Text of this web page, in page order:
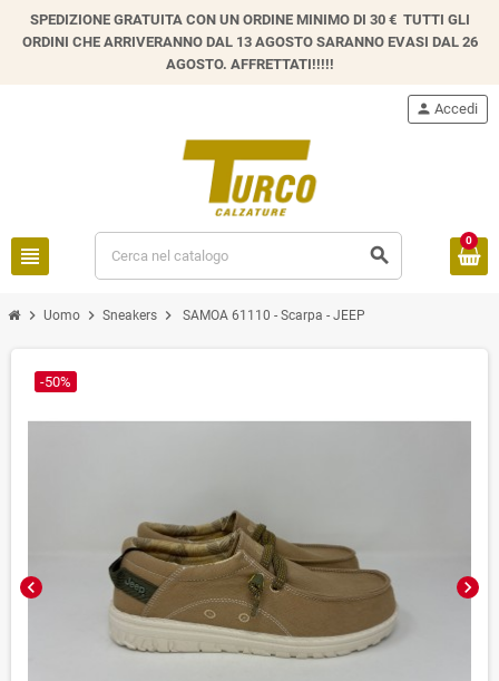
SPEDIZIONE GRATUITA CON UN ORDINE MINIMO DI 30 € TUTTI GLI
ORDINI CHE ARRIVERANNO DAL 13 AGOSTO SARANNO EVASI DAL 26
AGOSTO. AFFRETTATI!!!!!
view_headline search
person Accedi
0
chevron_right Uomo chevron_right Sneakers chevron_right SAMOA 61110 - Scarpa - JEEP
chevron_left chevron_right
-50%